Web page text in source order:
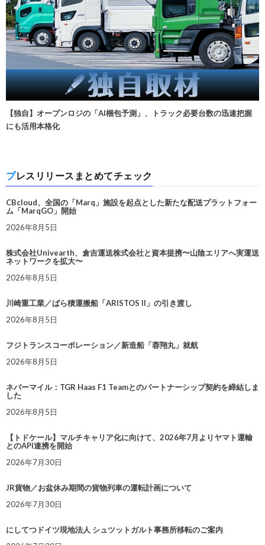
【独自】オープンロジの「AI梱包予測」、トラック必要台数の迅速把握
にも活用本格化
プレスリリースまとめてチェック
CBcloud、全国の「Marq」施設を起点とした新たな配送プラットフォー
ム「MarqGO」開始
2026年8月5日
株式会社Univearth、倉吉運送株式会社と資本提携〜山陰エリアへ実運送
ネットワークを拡大〜
2026年8月5日
川崎重工業／ばら積運搬船「ARISTOS II」の引き渡し
2026年8月5日
フジトランスコーポレーション／新造船「蓉翔丸」就航
2026年8月5日
ネバーマイル：TGR Haas F1 Teamとのパートナーシップ契約を締結しま
した
2026年8月5日
【トドケール】マルチキャリア化に向けて、2026年7月よりヤマト運輸
とのAPI連携を開始
2026年7月30日
JR貨物／お盆休み期間の貨物列車の運転計画について
2026年7月30日
にしてつドイツ現地法人 シュツットガルト事務所移転のご案内